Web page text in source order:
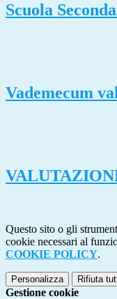
Scuola
Vademecum
Questo sito o gli
cookie necessari al
COOKIE POLICY.
Personalizza Rifiuta
Gestione cookie